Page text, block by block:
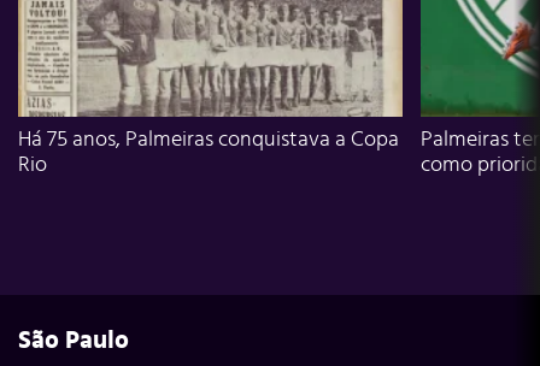
Há 75 anos, Palmeiras conquistava a Copa
Rio
Palmeiras
como
São Paulo